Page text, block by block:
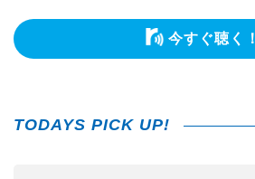
今すぐ聴く！
TODAYS PICK UP!